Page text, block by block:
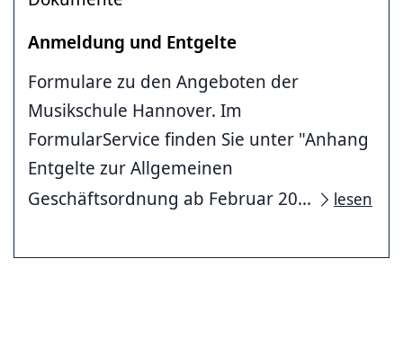
Anmeldung und Entgelte
Formulare zu den Angeboten der
Musikschule Hannover. Im
FormularService finden Sie unter "Anhang
Entgelte zur Allgemeinen
Geschäftsordnung ab Februar 20...
lesen